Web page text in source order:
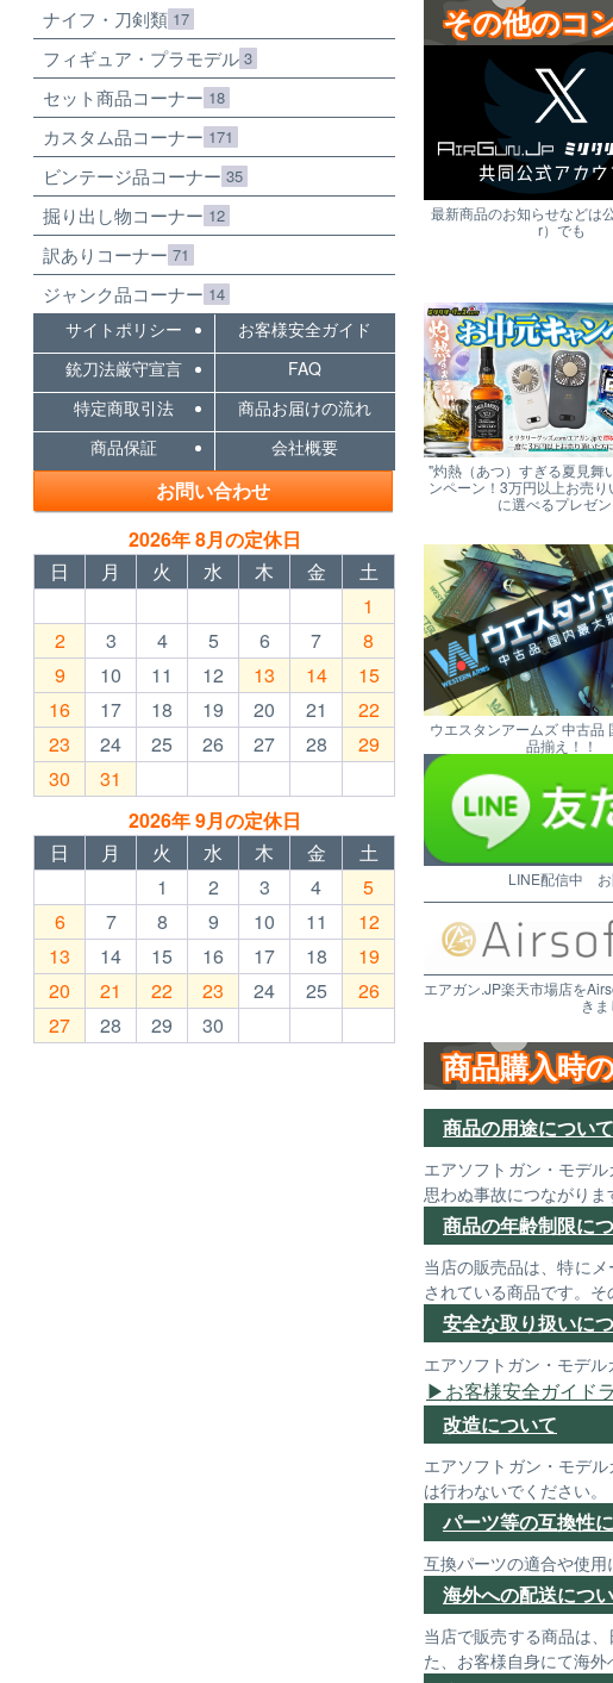
その他のコ
最新商品のお知らせなどは
r）でも
"灼熱（あつ）すぎる夏見舞
ンペーン！3万円以上お売
に選べるプレゼン
ウエスタンアームズ 中古品
品揃え！！
LINE配信中 お
エアガン.JP楽天市場店を
き
商品購入時
商品の用途について
エアソフトガン・モデ
思わぬ事故につながりま
商品の年齢制限に
当店の販売品は、特に
されている商品です。
安全な取り扱いに
エアソフトガン・モデ
お客様安全ガイド
改造について
エアソフトガン・モデ
は行わないでください。
パーツ等の互換性
互換パーツの適合や使
海外への配送につ
当店で販売する商品は
た、お客様自身にて海外
ナイフ・刀剣類 17
フィギュア・プラモデル 3
セット商品コーナー 18
カスタム品コーナー 171
ビンテージ品コーナー 35
掘り出し物コーナー 12
訳ありコーナー 71
ジャンク品コーナー 14
サイトポリシー
お客様安全ガイド
銃刀法厳守宣言
FAQ
特定商取引法
商品お届けの流れ
商品保証
会社概要
お問い合わせ
2026年 8月の定休日
日
月 火 水 木 金
土
1
2
3 4 5 6 7
8
9
10 11 12 13 14
15
16
17 18 19 20 21
22
23
24 25 26 27 28
29
30
31
2026年 9月の定休日
日
月 火 水 木 金
土
1
2 3 4
5
6
7 8 9 10 11
12
13
14 15 16 17 18
19
20
21 22 23 24 25
26
27
28 29 30